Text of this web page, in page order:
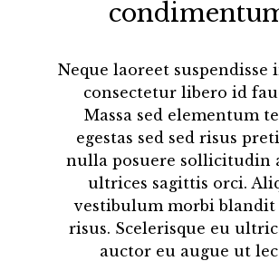
Neque laoreet suspendisse
consectetur libero id
Massa sed elementum
egestas sed sed risus
nulla posuere sollicitudin
ultrices sagittis orci.
vestibulum morbi blandit
risus. Scelerisque eu
auctor eu augue ut